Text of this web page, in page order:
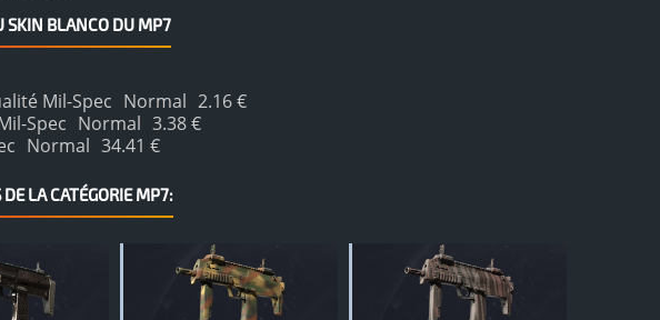
SKIN BLANCO DU MP7
Mil-Spec Normal 2.16 €
Spec Normal 3.38 €
Normal 34.41 €
LA CATÉGORIE MP7: